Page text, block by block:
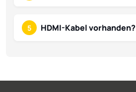
5 HDMI-Kabel vorhanden?